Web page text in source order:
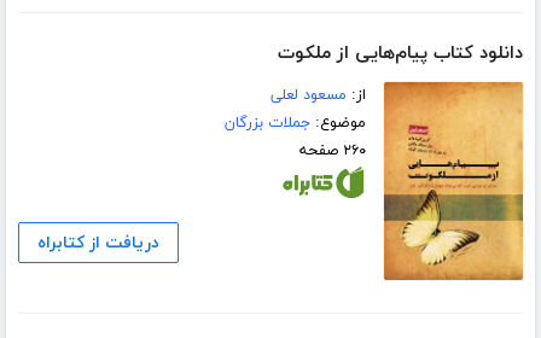
دانلود کتاب پیام‌هایی از ملکوت
از: مسعود لعلی
موضوع:جملات بزرگان
۲۶۰ صفحه
دریافت از کتابراه